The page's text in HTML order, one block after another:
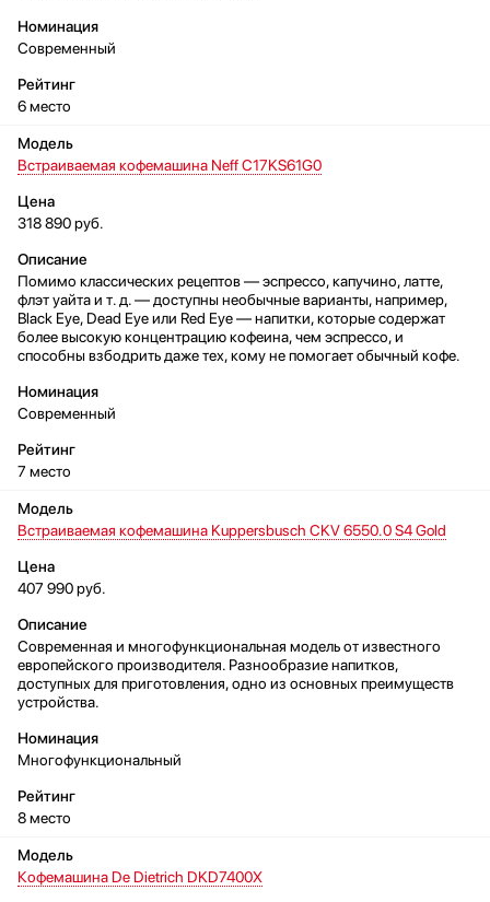
Современный
6 место
Встраиваемая кофемашина Neff C17KS61G0
318 890 руб.
Помимо классических рецептов — эспрессо, капучино, латте,
флэт уайта и т. д. — доступны необычные варианты, например,
Black Eye, Dead Eye или Red Eye — напитки, которые содержат
более высокую концентрацию кофеина, чем эспрессо, и
способны взбодрить даже тех, кому не помогает обычный кофе.
Современный
7 место
Встраиваемая кофемашина Kuppersbusch CKV 6550.0 S4 Gold
407 990 руб.
Современная и многофункциональная модель от известного
европейского производителя. Разнообразие напитков,
доступных для приготовления, одно из основных преимуществ
устройства.
Многофункциональный
8 место
Кофемашина De Dietrich DKD7400X